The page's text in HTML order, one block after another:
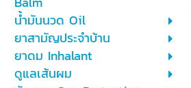
น้ำมันนวด Oil
ยาสามัญประจำบ้าน
ยาดม Inhalant
ดูแลเส้นผม